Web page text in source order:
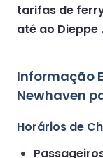
tarifas de
até ao Dieppe .
Informação
Newhaven
Horários de